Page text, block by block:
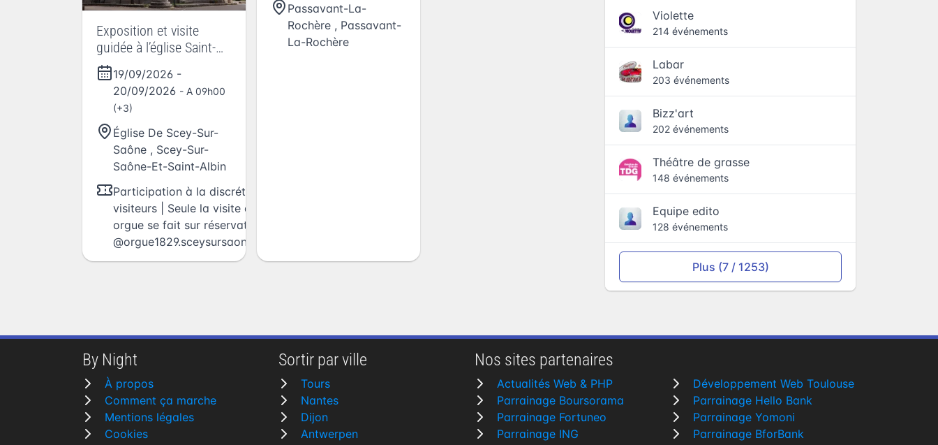
Exposition et visite
guidée à l’église Saint-
Martin de Scey-sur-
Saône19/09/2026 -
20/09/2026 - A 09h00
(+3)
Église De Scey-Sur-
Saône , Scey-Sur-
Saône-Et-Saint-Albin
Participation à la discrétion des
visiteurs | Seule la visite du grand
orgue se fait sur réservation (contact :
@orgue1829.sceysursaone@gmail.com
Passavant-La-
Rochère , Passavant-
La-Rochère
Violette
214 événements
Labar
203 événements
Bizz'art
202 événements
Théâtre de grasse
148 événements
Equipe edito
128 événements
Plus (7 / 1253)
By Night
À propos
Comment ça marche
Mentions légales
Cookies
Sortir par ville
Tours
Nantes
Dijon
Antwerpen
Nos sites partenaires
Actualités Web & PHP
Parrainage Boursorama
Parrainage Fortuneo
Parrainage ING
Développement Web Toulouse
Parrainage Hello Bank
Parrainage Yomoni
Parrainage BforBank